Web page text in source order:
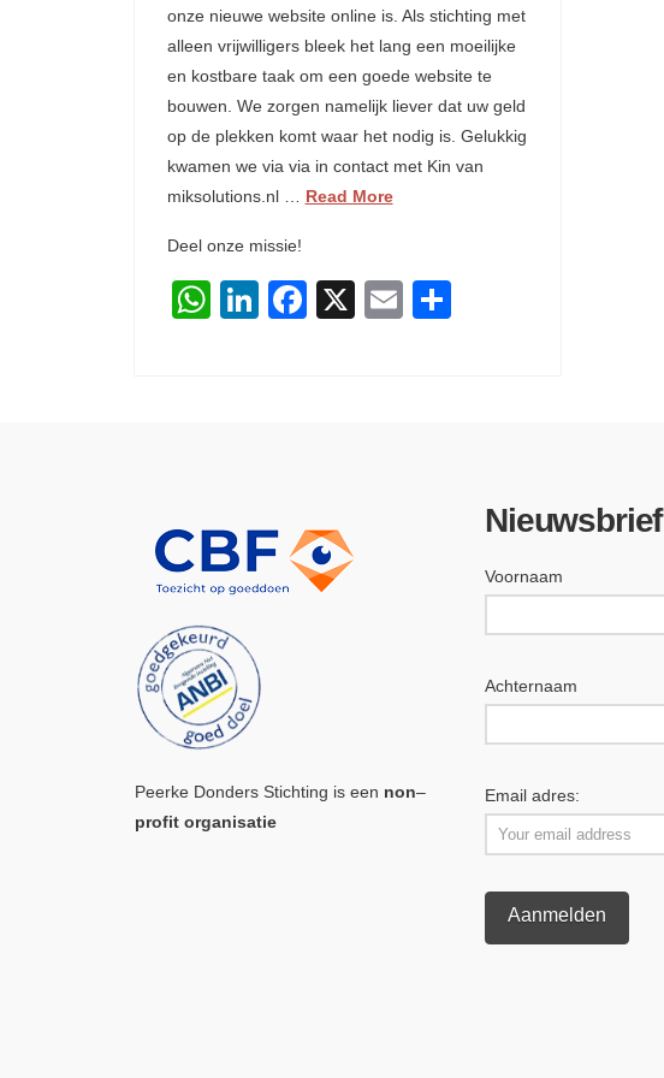
onze nieuwe website online is. Als stichting met
alleen vrijwilligers bleek het lang een moeilijke
en kostbare taak om een goede website te
bouwen. We zorgen namelijk liever dat uw geld
op de plekken komt waar het nodig is. Gelukkig
kwamen we via via in contact met Kin van
miksolutions.nl … Read More
Deel onze missie!
WhatsApp
LinkedIn
Facebook
X Email
Peerke Donders Stichting is een non–
profit organisatie
Nieuwsbrief
Voornaam
Achternaam
Email adres: